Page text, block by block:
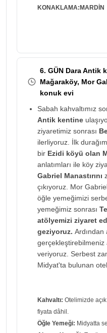
KONAKLAMA:MARDİN
6. GÜN Dara Antik
Mağaraköy, Mor
konuk evi
Sabah kahvaltımız
Antik kentine
ziyaretimiz sonrası
ilerliyoruz. İlk
bir Ezidi köyü olan
anlatımları ile köy
Gabriel Manastırını
çıkıyoruz. Mor
öğle yemeğimizi
yemeğimiz sonrası
atölyemizi ziyaret
geziyoruz. Ardından
gerçekleştirebilmeniz
veriyoruz. Serbest
Midyat'ta bulunan
Kahvaltı: Otelimizde
fiyata dâhil.
Öğle Yemeği: Midyatta